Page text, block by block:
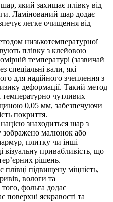
який захищає плівку від
Ламінований шар додає
легке очищення від
низькотемпературної
плівку з клейовою
температурі (зазвичай
спеціальні вали, які
для надійного зчеплення з
деформації. Такий метод
температурно чутливих
0,05 мм, забезпечуючи
покриття.
знаходиться шар з
зображено малюнок або
плитку чи інші
візуальну привабливість, що
рішень.
підвищену міцність,
вологи та
фольга додає
поверхні яскравості та